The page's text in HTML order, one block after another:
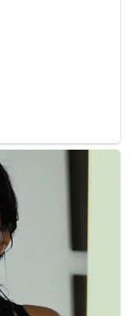
ini PPNS
sedang
dapat
umum.